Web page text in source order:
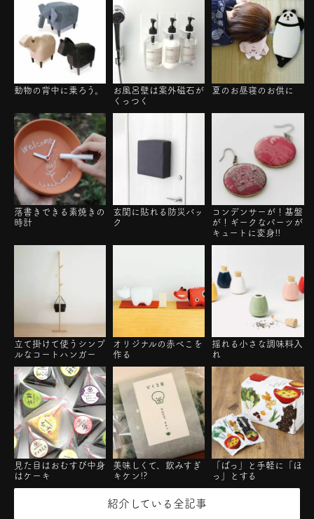
動物の背中に乗ろう。
お風呂壁は案外磁石が
くっつく
夏のお昼寝のお供に
落書きできる素焼きの
時計
玄関に貼れる防災バッ
ク
コンデンサーが！基盤
が！ギークなパーツが
キュートに変身!!
立て掛けて使うシンプ
ルなコートハンガー
オリジナルの赤べこを
作る
揺れる小さな調味料入
れ
見た目はおむすび中身
はケーキ
美味しくて、飲みすぎ
キケン!?
「ぱっ」と手軽に「ほ
っ」とする
紹介している全記事